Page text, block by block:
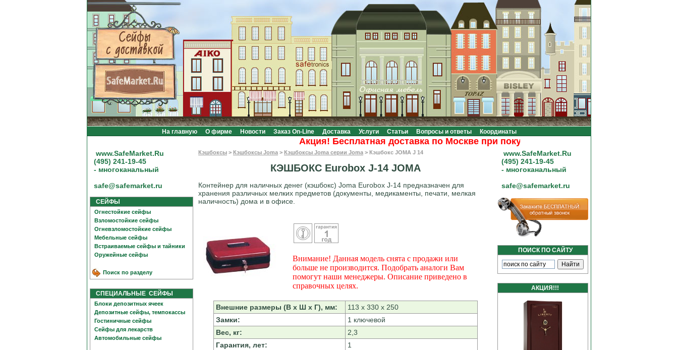
На главную О фирме Новости Заказ On-Line Доставка Услуги Статьи Вопросы и ответы Координаты
Акция! Бесплатная доставка по Москве при покупке на сумму от 20000 рублей.
www.SafeMarket.Ru
(495) 241-19-45
- многоканальный
safe@safemarket.ru
СЕЙФЫ
Огнестойкие сейфы
Взломостойкие сейфы
Огневзломостойкие сейфы
Мебельные сейфы
Встраиваемые сейфы и тайники
Оружейные сейфы
Поиск по разделу
СПЕЦИАЛЬНЫЕ СЕЙФЫ
Блоки депозитных ячеек
Депозитные сейфы, темпокассы
Гостиничные сейфы
Сейфы для лекарств
Автомобильные сейфы
Кэшбоксы > Кэшбоксы Joma > Кэшбоксы Joma серии Joma > Кэшбокс JOMA J 14
КЭШБОКС Eurobox J-14 JOMA
Контейнер для наличных денег (кэшбокс) Joma Eurobox J-14 предназначен для
хранения различных мелких предметов (документы, медикаменты, печати, мелкая
наличность) дома и в офисе.
Внимание! Данная модель снята с продажи или
больше не производится. Подобрать аналоги Вам
помогут наши менеджеры. Описание приведено в
справочных целях.
Внешние размеры (В х Ш х Г), мм:
113 х 330 х 250
Замки:
1 ключевой
Вес, кг:
2,3
Гарантия, лет:
1
www.SafeMarket.Ru
(495) 241-19-45
- многоканальный
safe@safemarket.ru
ПОИСК ПО САЙТУ
АКЦИЯ!!!